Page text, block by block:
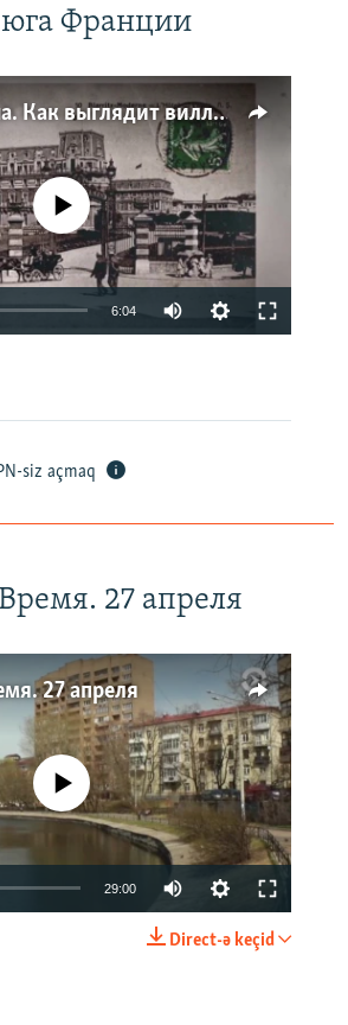
Франции
Домик у океана. Как выглядит вилла для Людмилы Путиной – репортаж с юга Франции
currently available
6:04
siz açmaq
27 апреля
27 апреля
currently available
29:00
Direct-ə keçid